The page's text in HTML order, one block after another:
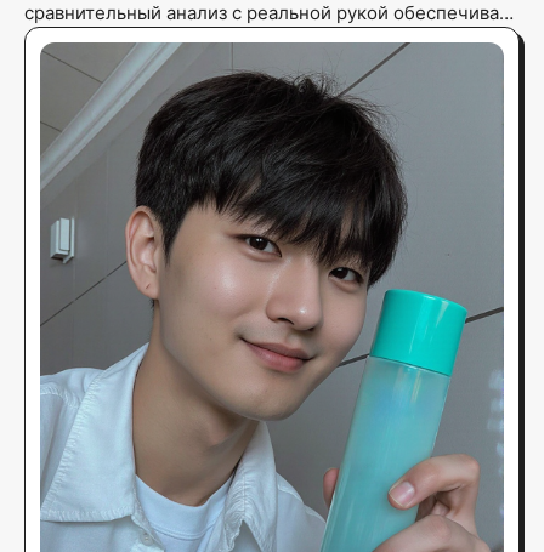
сравнительный анализ с реальной рукой обеспечивает
надежную ссылку на размер тона и визуальную опору
по объему.